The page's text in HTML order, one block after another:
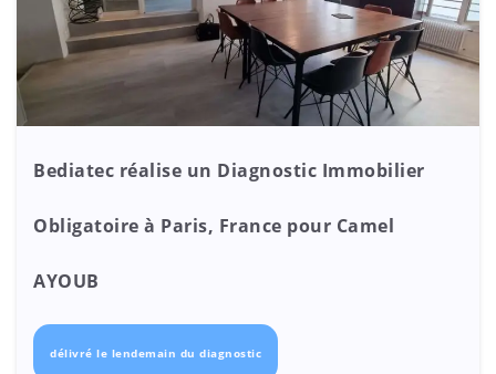
Bediatec réalise un Diagnostic Immobilier
Obligatoire à Paris, France pour Camel
AYOUB
délivré le lendemain du diagnostic